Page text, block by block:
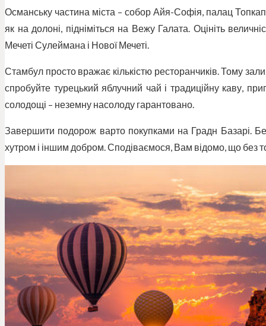
Османську частина міста – собор Айя-Софія, палац
як на долоні, підніміться на Вежу Галата. Оцініть
Мечеті Сулеймана і Нової Мечеті.
Стамбул просто вражає кількістю ресторанчиків. Тому
спробуйте турецький яблучний чай і традиційну каву,
солодощі – неземну насолоду гарантовано.
Завершити подорож варто покупками на Градн Базарі.
хутром і іншим добром. Сподіваємося, Вам відомо, що без